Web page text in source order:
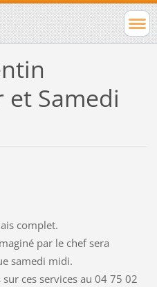
Samedi
complet.
par le chef sera
samedi midi.
ces services au 04 75 02